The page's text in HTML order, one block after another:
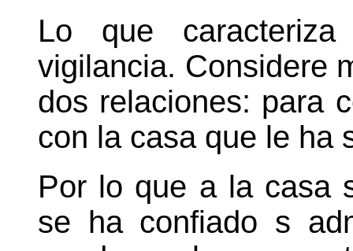
Lo que
vigilancia. Considere
dos relaciones: para
con la casa que le ha
Por lo que a la casa
se ha confiado s